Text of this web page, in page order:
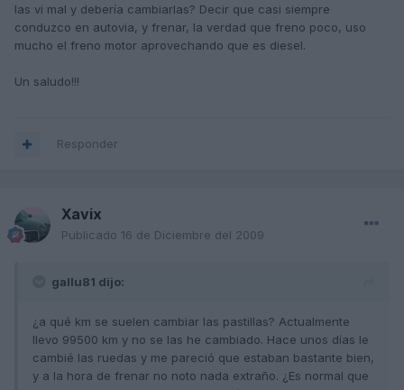
las vi mal y debería cambiarlas? Decir que casi siempre
conduzco en autovia, y frenar, la verdad que freno poco, uso
mucho el freno motor aprovechando que es diesel.
Un saludo!!!
Responder
Xavix
Publicado 16 de Diciembre del 2009
gallu81 dijo:
¿a qué km se suelen cambiar las pastillas? Actualmente
llevo 99500 km y no se las he cambiado. Hace unos días le
cambié las ruedas y me pareció que estaban bastante bien,
y a la hora de frenar no noto nada extraño. ¿Es normal que